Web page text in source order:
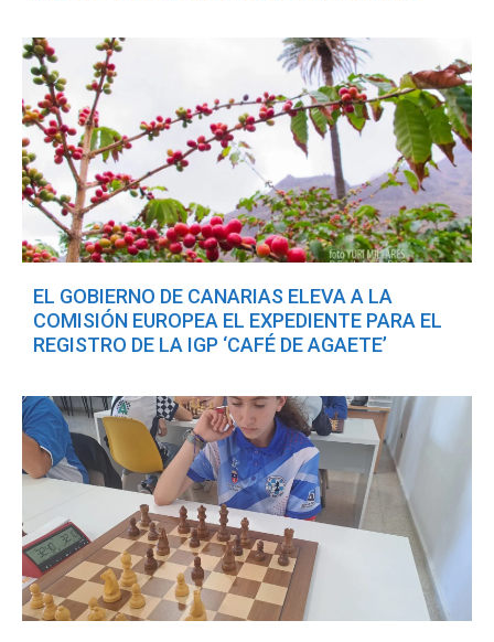
EL GOBIERNO DE CANARIAS ELEVA A LA
COMISIÓN EUROPEA EL EXPEDIENTE PARA EL
REGISTRO DE LA IGP ‘CAFÉ DE AGAETE’